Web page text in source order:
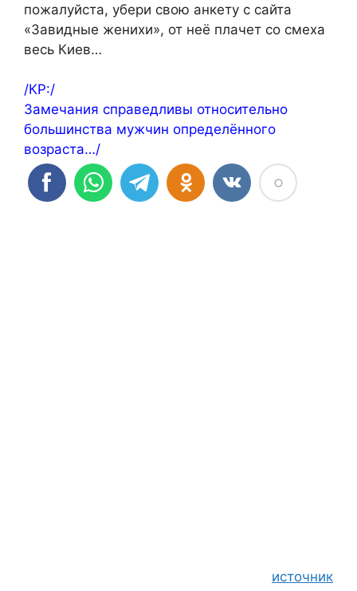
пожалуйста, убери свою анкету с сайта
«Завидные женихи», от неё плачет со смеха
весь Киев…
/КР:/
Замечания справедливы относительно
большинства мужчин определённого
возраста…/
источник